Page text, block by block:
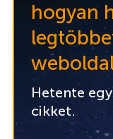
hogyan
Hetente
cikket.